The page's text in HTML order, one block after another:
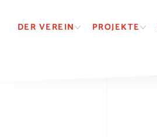
DER VEREIN PROJEKTE